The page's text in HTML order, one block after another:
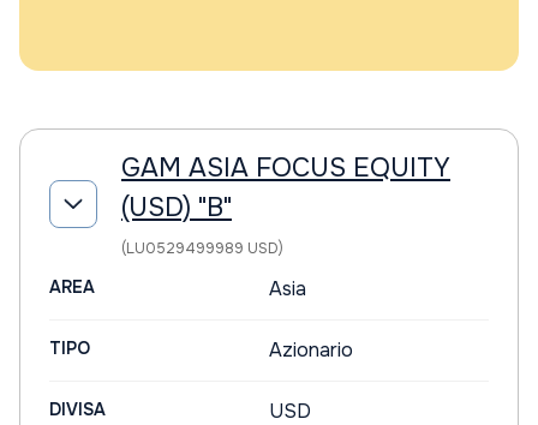
GAM ASIA FOCUS EQUITY
(USD) "B"
(LU0529499989 USD)
AREA Asia
TIPO Azionario
DIVISA USD